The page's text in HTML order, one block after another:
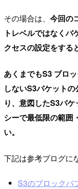
その場合は、 今回の
トレベルではなく
クセスの設定をする
あくまでもS3 ブロ
しないS3バケット
り、意図したS3バ
シーで最低限の範囲
い。
下記は参考ブログに
S3のブロックパ